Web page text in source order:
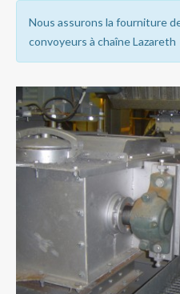
Nous assurons la fourniture
convoyeurs à chaîne Lazareth